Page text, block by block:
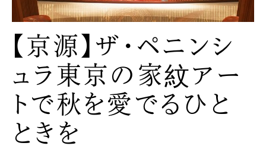
【京源】ザ・ペニンシ
ュラ東京の家紋アー
トで秋を愛でるひと
ときを